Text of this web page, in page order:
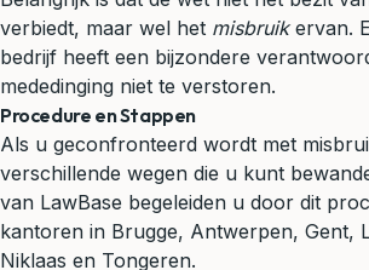
verbiedt, maar wel het misbruikervan.
bedrijf heeft een bijzondere
mededinging niet te verstoren.
Procedure en Stappen
Als u geconfronteerd wordt met
verschillende wegen die u kunt
van LawBase begeleiden u door dit
kantoren in Brugge, Antwerpen, Gent,
Niklaas en Tongeren.